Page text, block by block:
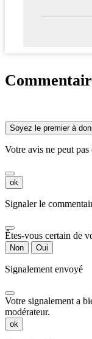
Soyez le premier à
Votre avis ne peut pas
ok
Signaler le
Êtes-vous certain de
Non Oui
Signalement envoyé
Votre signalement a
modérateur.
ok